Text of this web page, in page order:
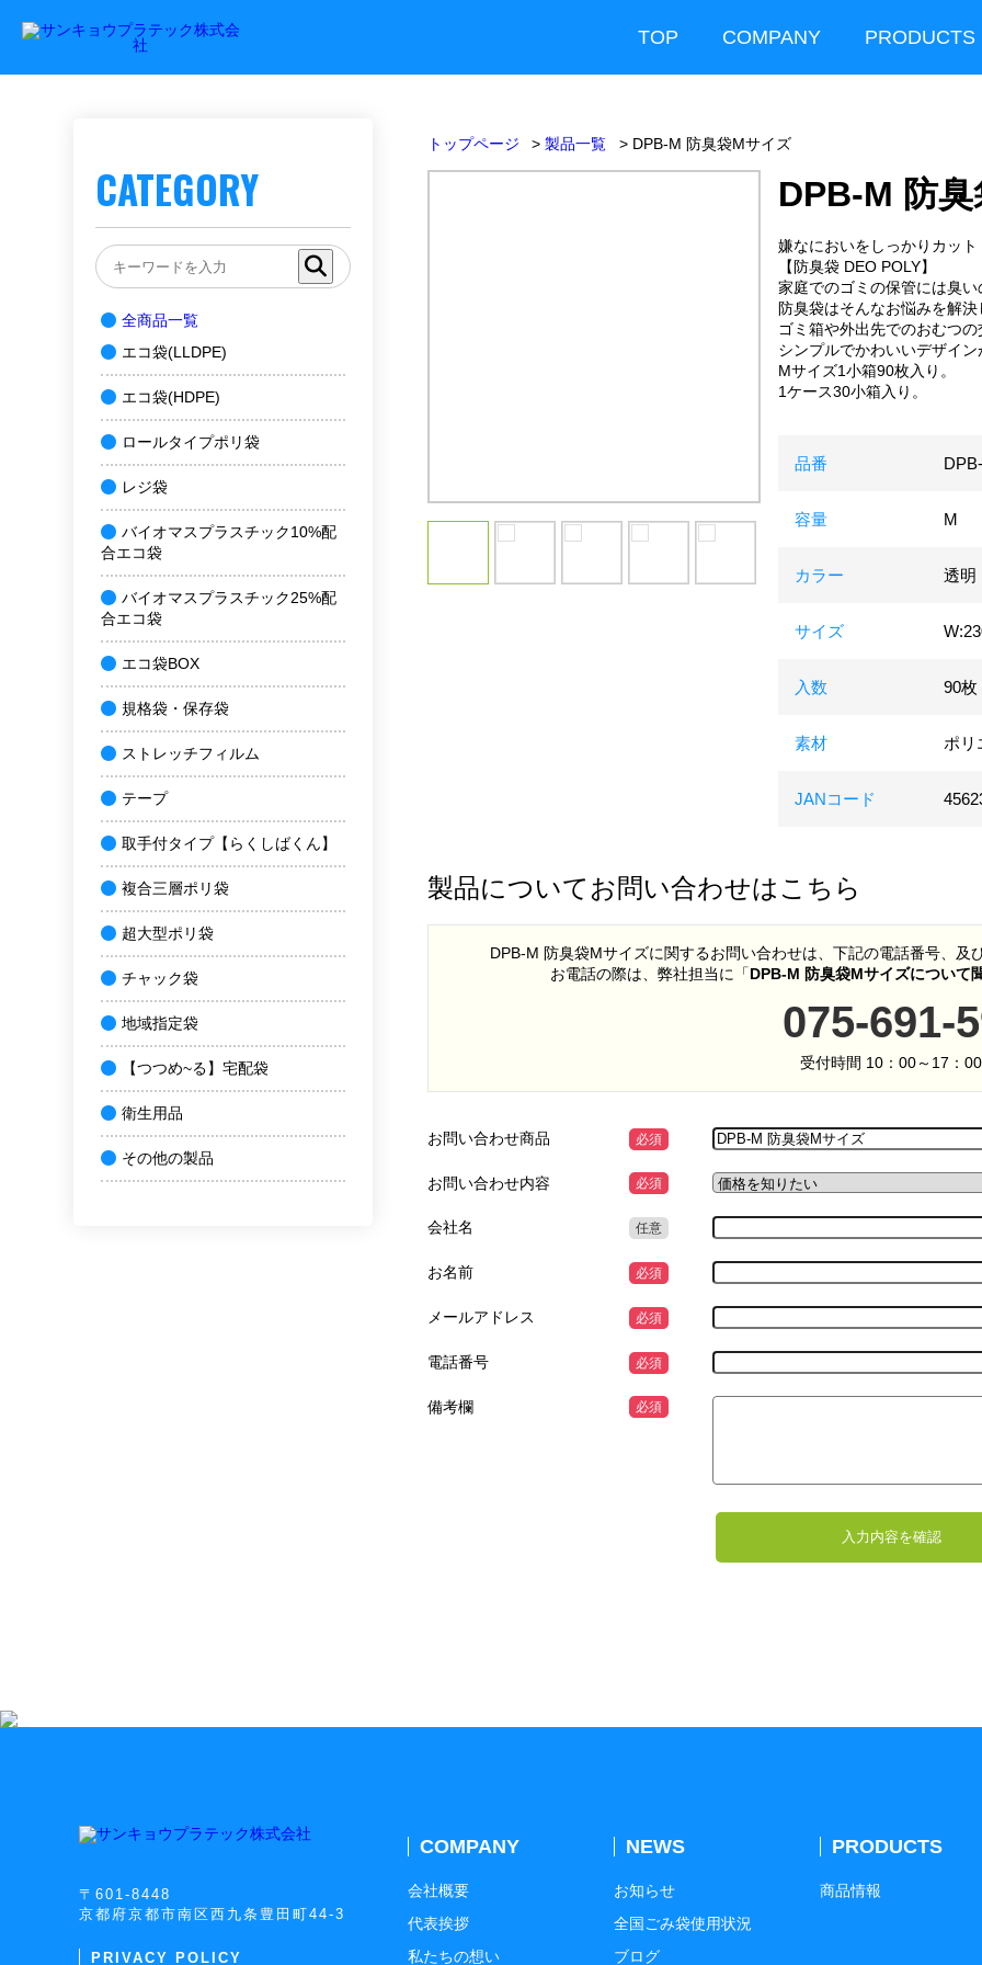
TOP COMPANY PRODUCTS
トップページ 製品一覧 DPB-M 防臭袋Mサイズ
DPB-M 防
嫌なにおいをしっかりカット
【防臭袋 DEO POLY】
家庭でのゴミの保管には臭
防臭袋はそんなお悩みを解決
ゴミ箱や外出先でのおむつ
シンプルでかわいいデザイン
Mサイズ1小箱90枚入り。
1ケース30小箱入り。
品番
容量 M
カラー 透明
サイズ
入数 90枚
素材 ポリ
JANコード
製品についてお問い合わせはこちら
DPB-M 防臭袋Mサイズに関するお問い合わせは、下記の電話番号、及
お電話の際は、弊社担当に「DPB-M 防臭袋Mサイズについて
075-691-
受付時間 10：00～17：00
お問い合わせ商品 必須
お問い合わせ内容 必須
会社名 任意
お名前 必須
メールアドレス 必須
電話番号 必須
備考欄 必須
CATEGORY
全商品一覧
エコ袋(LLDPE)
エコ袋(HDPE)
ロールタイプポリ袋
レジ袋
バイオマスプラスチック10%配
合エコ袋
バイオマスプラスチック25%配
合エコ袋
エコ袋BOX
規格袋・保存袋
ストレッチフィルム
テープ
取手付タイプ【らくしばくん】
複合三層ポリ袋
超大型ポリ袋
チャック袋
地域指定袋
【つつめ~る】宅配袋
衛生用品
その他の製品
〒601-8448
京都府京都市南区西九条豊田町44-3
PRIVACY POLICY
COMPANY
会社概要
代表挨拶
私たちの想い
NEWS
お知らせ
全国ごみ袋使用状況
ブログ
PRODUCTS
商品情報